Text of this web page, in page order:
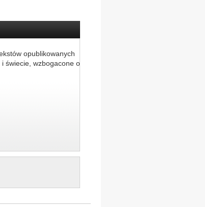
opublikowanych
świecie, wzbogacone o